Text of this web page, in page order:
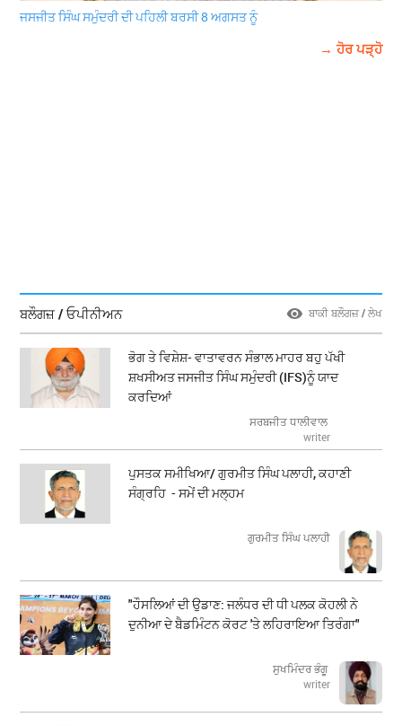
ਜਸਜੀਤ ਸਿੰਘ ਸਮੁੰਦਰੀ ਦੀ ਪਹਿਲੀ ਬਰਸੀ 8 ਅਗਸਤ ਨੂੰ
→ ਹੋਰ ਪੜ੍ਹੋ
ਬਲੌਗਜ਼ / ਓਪੀਨੀਅਨ ਬਾਕੀ ਬਲੌਗਜ਼ / ਲੇਖ
ਭੋਗ ਤੇ ਵਿਸ਼ੇਸ਼- ਵਾਤਾਵਰਨ ਸੰਭਾਲ ਮਾਹਰ ਬਹੁ ਪੱਖੀ
ਸ਼ਖਸੀਅਤ ਜਸਜੀਤ ਸਿੰਘ ਸਮੁੰਦਰੀ (IFS)ਨੂੰ ਯਾਦ
ਕਰਦਿਆਂ
ਸਰਬਜੀਤ ਧਾਲੀਵਾਲ
writer
ਪੁਸਤਕ ਸਮੀਖਿਆ/ ਗੁਰਮੀਤ ਸਿੰਘ ਪਲਾਹੀ, ਕਹਾਣੀ
ਸੰਗ੍ਰਹਿ - ਸਮੇਂ ਦੀ ਮਲ੍ਹਮ
ਗੁਰਮੀਤ ਸਿੰਘ ਪਲਾਹੀ
"ਹੌਸਲਿਆਂ ਦੀ ਉਡਾਣ: ਜਲੰਧਰ ਦੀ ਧੀ ਪਲਕ ਕੋਹਲੀ ਨੇ
ਦੁਨੀਆ ਦੇ ਬੈਡਮਿੰਟਨ ਕੋਰਟ 'ਤੇ ਲਹਿਰਾਇਆ ਤਿਰੰਗਾ"
ਸੁਖਮਿੰਦਰ ਭੰਗੂ
writer